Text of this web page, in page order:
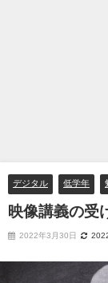
デジタル 低学年
映像講義の受
2022年3月30日